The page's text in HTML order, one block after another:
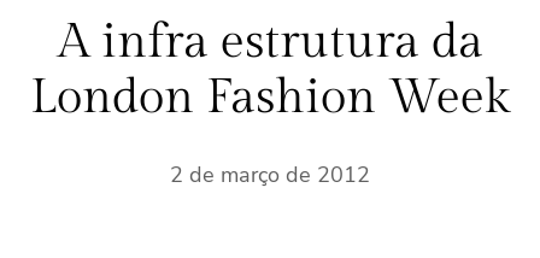
s
a
r
A infra estrutura da
London Fashion Week
2 de março de 2012